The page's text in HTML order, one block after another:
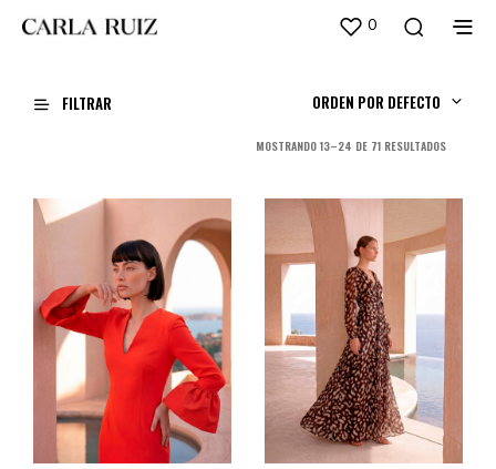
0
FILTRAR ORDEN POR DEFECTO
MOSTRANDO 13–24 DE 71 RESULTADOSORDENADO
LOS
ÚLTIMOS